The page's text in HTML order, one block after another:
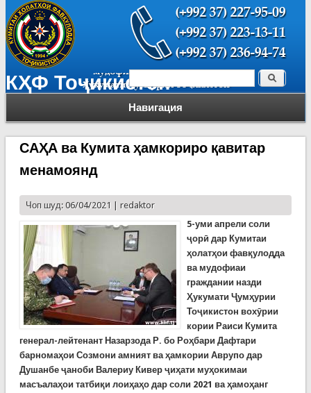
КҲФ Тоҷикистон
Навигация
Форма поиска Поиск
САҲА ва Кумита ҳамкориро қавитар
менамоянд
Чоп шуд: 06/04/2021 | redaktor
5-уми апрели соли
ҷорӣ дар Кумитаи
ҳолатҳои фавқулодда
ва мудофиаи
граждании назди
Ҳукумати Ҷумҳурии
Тоҷикистон вохӯрии
кории Раиси Кумита
генерал-лейтенант Назарзода Р. бо Роҳбари Дафтари
барномаҳои Созмони амният ва ҳамкории Аврупо дар
Душанбе ҷаноби Валериу Кивер ҷиҳати муҳокимаи
масъалаҳои татбиқи лоиҳаҳо дар соли 2021 ва ҳамоҳанг